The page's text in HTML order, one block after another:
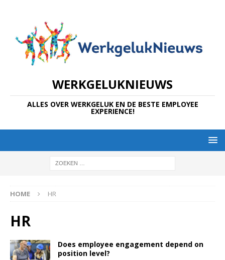
WERKGELUKNIEUWS
ALLES OVER WERKGELUK EN DE BESTE EMPLOYEE
EXPERIENCE!
HOME HR
HR
Does employee engagement depend on
position level?